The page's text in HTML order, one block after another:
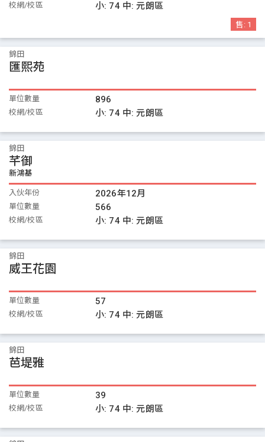
校網/校區 小: 74 中:元朗區
售: 1
錦田
匯熙苑
單位數量 896
校網/校區 小: 74 中:元朗區
錦田
芊御
新鴻基
入伙年份 2026年12月
單位數量 566
校網/校區 小: 74 中:元朗區
錦田
威王花園
單位數量 57
校網/校區 小: 74 中:元朗區
錦田
芭堤雅
單位數量 39
校網/校區 小: 74 中:元朗區